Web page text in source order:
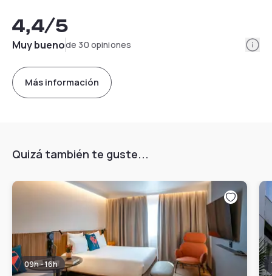
4,4/5
Muy buenode 30 opiniones
Más información
Quizá también te guste...
09h - 16h